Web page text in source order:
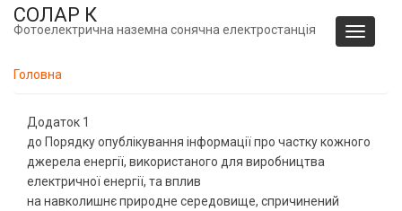
Перейти
до
вмісту
СОЛАР К
Фотоелектрична наземна сонячна електростанція
Toggle
Головна
Додаток 1
до Порядку опублікування інформації про частку кожного
джерела енергії, використаного для виробництва
електричної енергії, та вплив
на навколишнє природне середовище, спричинений